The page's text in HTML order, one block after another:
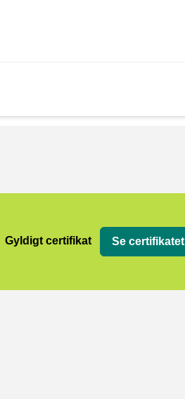
Gyldigt certifikat Se certifikatet